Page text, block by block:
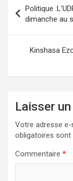
de
l’article
Politique
dimanche au
Kinshasa
Laisser
Votre adresse e-
obligatoires sont
Commentaire *